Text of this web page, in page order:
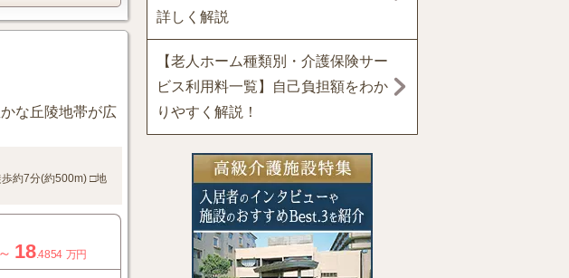
な丘陵地帯が広
約7分(約500m) □地
～ 18.4854 万円
詳しく解説
【老人ホーム種類別・介護保険サー
ビス利用料一覧】自己負担額をわか
りやすく解説！